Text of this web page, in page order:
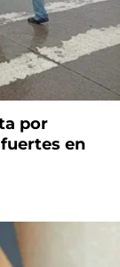
por
en